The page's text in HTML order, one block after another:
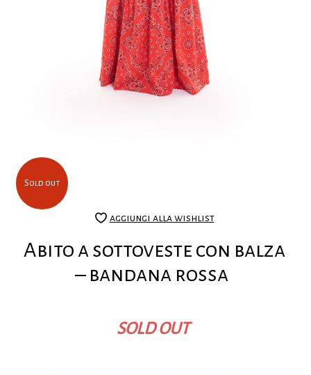
Abito a sottoveste con balza
– bandana rossa
Sold out
SOLD OUT
aggiungi alla wishlist